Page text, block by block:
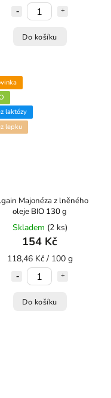
Do košíku
laktózy
lepku
Majonéza z lněného
oleje BIO 130 g
Skladem (2 ks)
154 Kč
118,46 Kč / 100 g
Do košíku